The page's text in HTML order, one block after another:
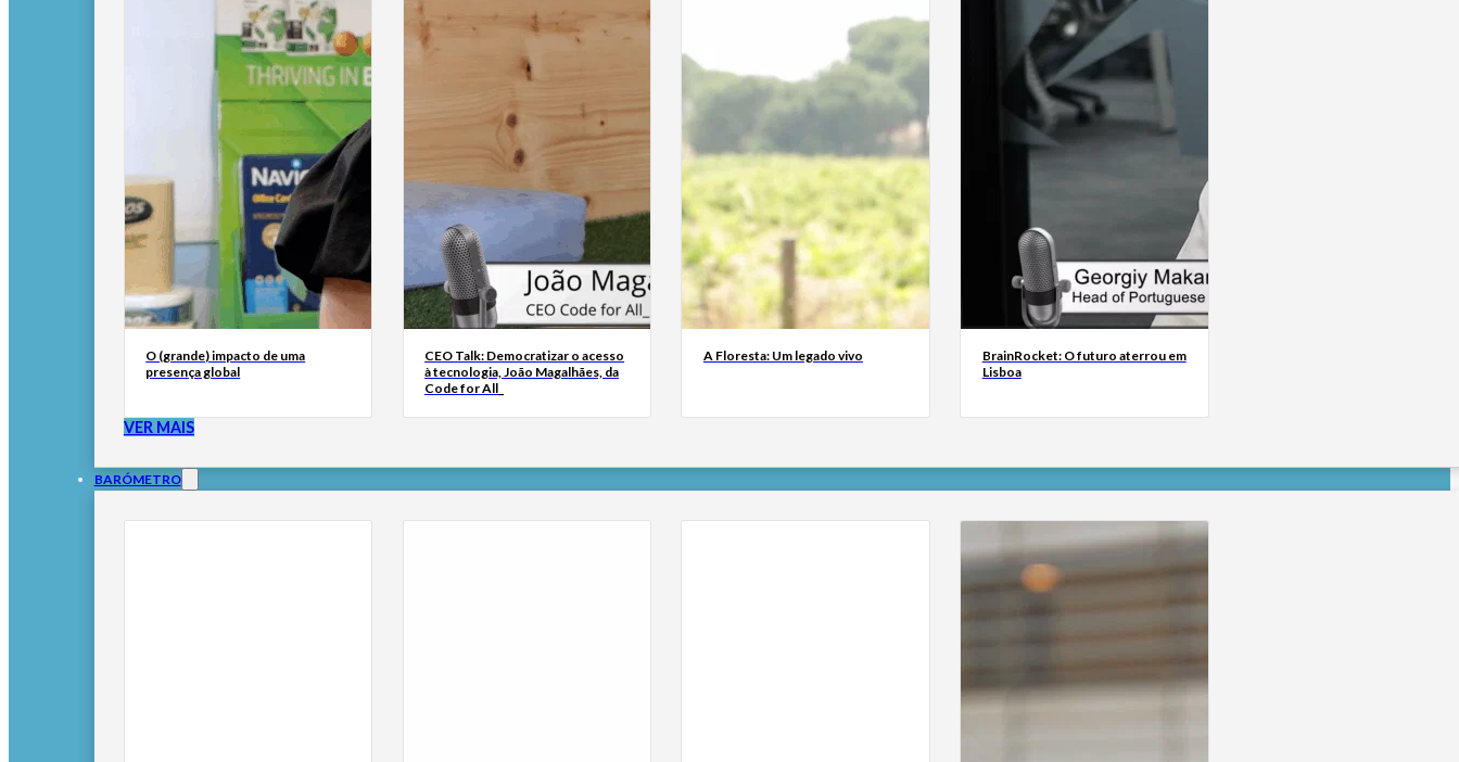
O (grande) impacto de uma
presença global
CEO Talk: Democratizar o acesso
à tecnologia, João Magalhães, da
Code for All_
A Floresta: Um legado vivo
BrainRocket: O futuro aterrou em
Lisboa
VER MAIS
BARÓMETRO